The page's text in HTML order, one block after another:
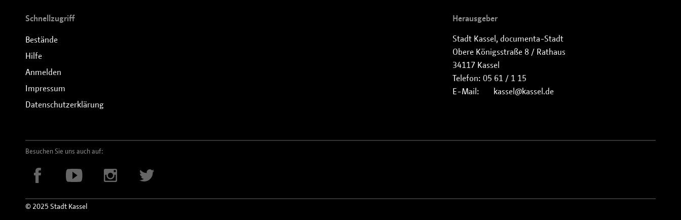
Schnellzugriff
Bestände
Hilfe
Anmelden
Impressum
Datenschutzerklärung
Herausgeber
Stadt Kassel, documenta-Stadt
Obere Königsstraße 8 / Rathaus
34117 Kassel
Telefon: 05 61 / 1 15
E-Mail:
kassel kassel de
Besuchen Sie uns auch auf:
© 2025 Stadt Kassel